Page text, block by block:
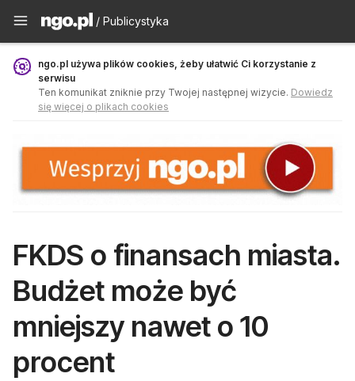
Publicystyka - ngo.pl
/ Publicystyka
ngo.pl używa plików cookies, żeby ułatwić Ci korzystanie z
serwisu
Ten komunikat zniknie przy Twojej następnej wizycie. Dowiedz
się więcej o plikach cookies
FKDS o finansach miasta.
Budżet może być
mniejszy nawet o 10
procent